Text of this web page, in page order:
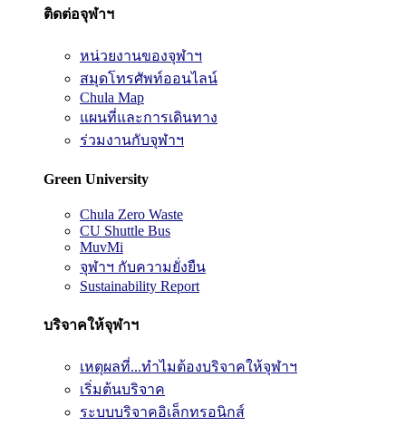
ติดต่อจุฬาฯ
หน่วยงานของจุฬาฯ
สมุดโทรศัพท์ออนไลน์
Chula Map
แผนที่และการเดินทาง
ร่วมงานกับจุฬาฯ
Green University
Chula Zero Waste
CU Shuttle Bus
MuvMi
จุฬาฯ กับความยั่งยืน
Sustainability Report
บริจาคให้จุฬาฯ
เหตุผลที่...ทำไมต้องบริจาคให้จุฬาฯ
เริ่มต้นบริจาค
ระบบบริจาคอิเล็กทรอนิกส์